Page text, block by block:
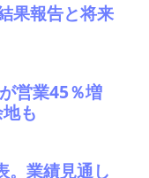
果報告と将来
営業45％増
も
。業績見通し